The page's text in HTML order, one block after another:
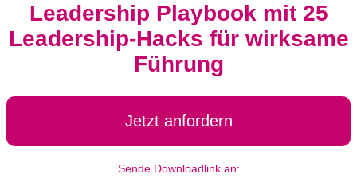
Leadership Playbook mit 25
Leadership-Hacks für wirksame
Führung
Jetzt anfordern
Sende Downloadlink an: